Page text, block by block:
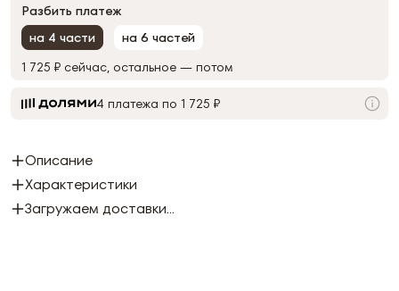
Разбить платеж
на 4 части
на 6 частей
1 725 ₽ сейчас, остальное — потом
4 платежа по 1 725 ₽
Описание
Характеристики
Загружаем доставки...